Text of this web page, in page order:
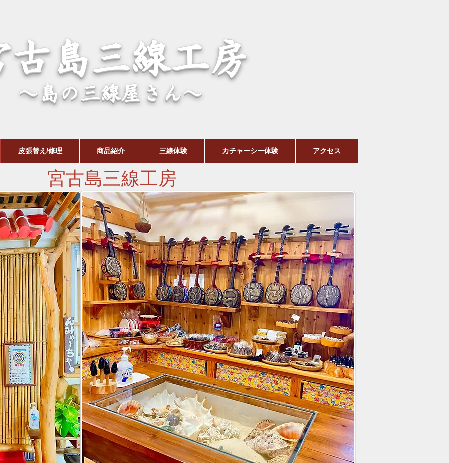
古島三線工房
～島の三線屋さん～
皮張替え/修理 商品紹介 三線体験 カチャーシー体験 アクセス
宮古島三線工房